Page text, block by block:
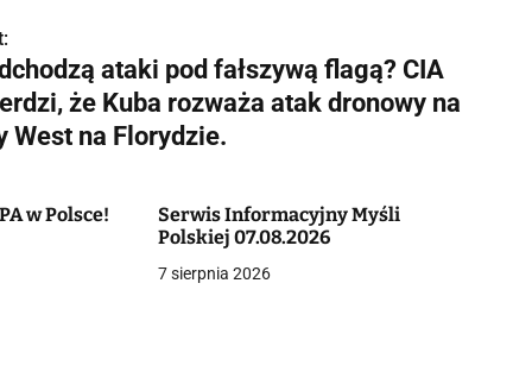
ataki pod fałszywą flagą? CIA
że Kuba rozważa atak dronowy na
West na Florydzie.
w Polsce!
Serwis Informacyjny Myśli
Polskiej 07.08.2026
7 sierpnia 2026